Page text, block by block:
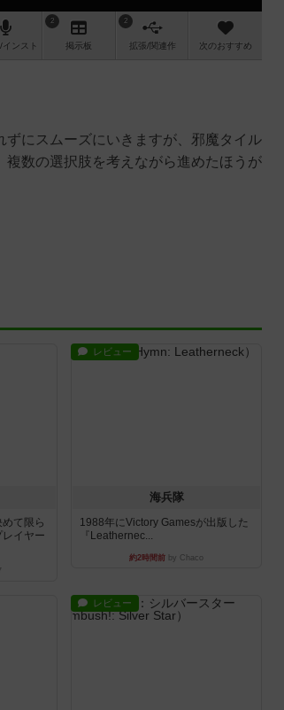
/インスト
2
掲示板
2
拡張/関連作 次のおすすめ
にスムーズにいきますが、邪魔タイル
数の選択肢を考えながら進めたほうが
て限ら
イヤー
レビュー
海兵隊
1988年にVictory Gamesが出版した
『Leathernec...
約2時間前 by Chaco
レビュー